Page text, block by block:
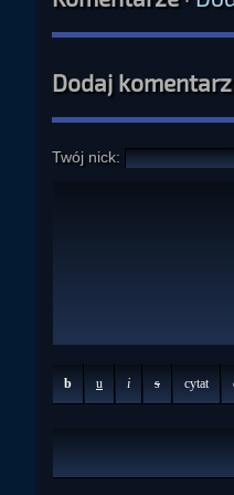
Dodaj komentarz
Twój nick:
b u i s cytat